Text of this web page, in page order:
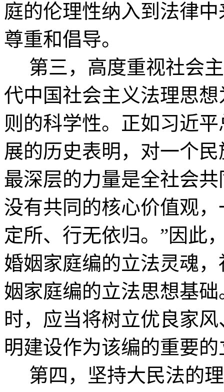
庭的伦理性纳入到法律
尊重和倡导。
第三，高度重视社会
代中国社会主义法理思
则的科学性。正如习近
展的历史表明，对一个
最深层的力量是全社会
没有共同的核心价值观
定所、行无依归。”因此
婚姻家庭编的立法灵魂
姻家庭编的立法思想基
时，应当将树立优良家
明建设作为该编的重要
第四，坚持大民法的